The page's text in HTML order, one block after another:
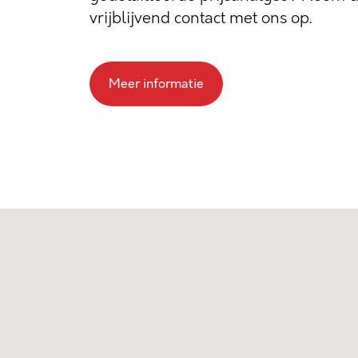
vrijblijvend contact met ons op.
Meer informatie